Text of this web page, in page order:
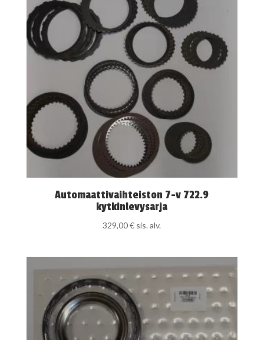
Automaattivaihteiston 7-v 722.9
kytkinlevysarja
329,00€ sis. alv.